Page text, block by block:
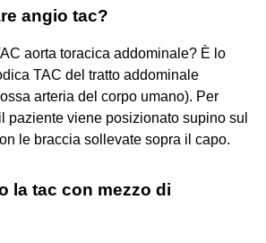
angio tac?
aorta toracica addominale? È lo
TAC del tratto addominale
arteria del corpo umano). Per
paziente viene posizionato supino sul
le braccia sollevate sopra il capo.
la tac con mezzo di